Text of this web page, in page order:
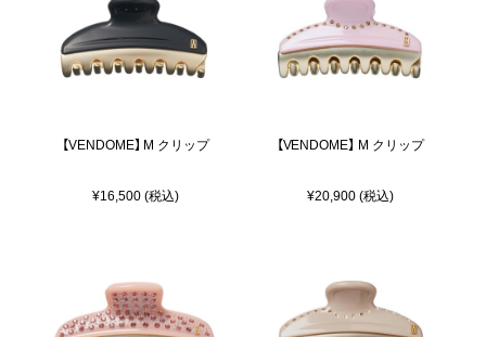
【VENDOME】 M クリップ
¥16,500 (税込)
【VENDOME】 M クリップ
¥20,900 (税込)